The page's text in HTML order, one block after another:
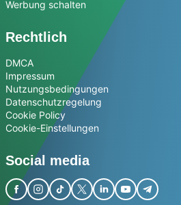
Werbung schalten
Rechtlich
DMCA
Impressum
Nutzungsbedingungen
Datenschutzregelung
Cookie Policy
Cookie-Einstellungen
Social media